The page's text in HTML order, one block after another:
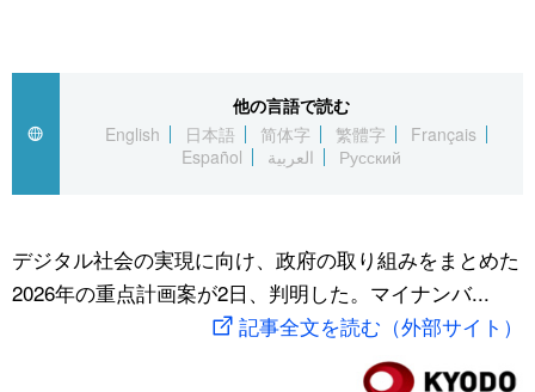
Русский
経済・ビジネス
国際
文化
トップ
アーカイブ
In-depth
Japan Data
動画/Live
スポーツ・東京2020
他の言語で読む
English
日本語 简体字 繁體字
Français
Español
العربية Русский
デジタル社会の実現に向け、政府の取り組みをまとめた
2026年の重点計画案が2日、判明した。マイナンバ...
記事全文を読む（外部サイト）